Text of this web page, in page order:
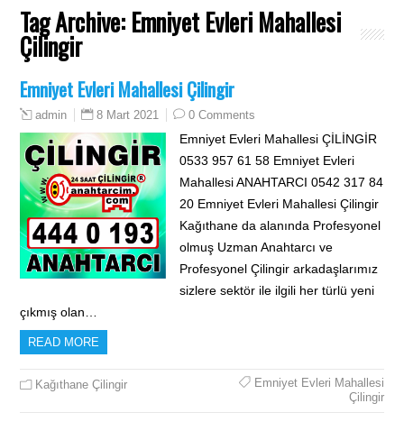
Tag Archive: Emniyet Evleri Mahallesi
Çilingir
Emniyet Evleri Mahallesi Çilingir
admin 8 Mart 2021 0 Comments
Emniyet Evleri Mahallesi ÇİLİNGİR
0533 957 61 58 Emniyet Evleri
Mahallesi ANAHTARCI 0542 317 84
20 Emniyet Evleri Mahallesi Çilingir
Kağıthane da alanında Profesyonel
olmuş Uzman Anahtarcı ve
Profesyonel Çilingir arkadaşlarımız
sizlere sektör ile ilgili her türlü yeni
çıkmış olan…
READ MORE
Kağıthane Çilingir
Emniyet Evleri Mahallesi
Çilingir